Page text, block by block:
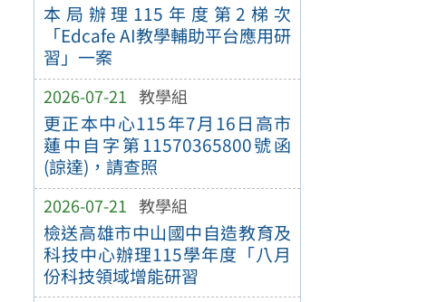
本局辦理115年度第2梯次
「Edcafe AI教學輔助平台應用研
習」一案
2026-07-21 教學組
更正本中心115年7月16日高市
蓮中自字第11570365800號函
(諒達)，請查照
2026-07-21 教學組
檢送高雄市中山國中自造教育及
科技中心辦理115學年度「八月
份科技領域增能研習